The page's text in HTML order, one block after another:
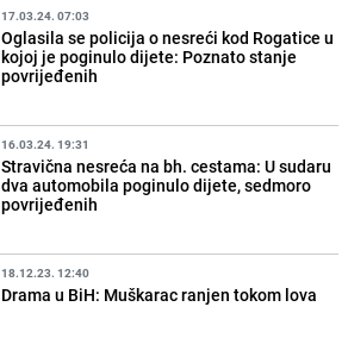
17.03.24. 07:03
Oglasila se policija o nesreći kod Rogatice u
kojoj je poginulo dijete: Poznato stanje
povrijeđenih
16.03.24. 19:31
Stravična nesreća na bh. cestama: U sudaru
dva automobila poginulo dijete, sedmoro
povrijeđenih
18.12.23. 12:40
Drama u BiH: Muškarac ranjen tokom lova